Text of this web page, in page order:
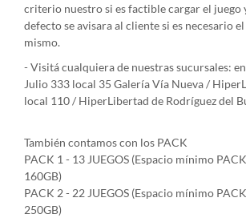
criterio nuestro si es factible cargar el juego
defecto se avisara al cliente si es necesario
mismo.
- Visitá cualquiera de nuestras sucursales:
Julio 333 local 35 Galería Vía Nueva /
local 110 / HiperLibertad de Rodríguez del
También contamos con los PACK
PACK 1 - 13 JUEGOS (Espacio mínimo
160GB)
PACK 2 - 22 JUEGOS (Espacio mínimo
250GB)